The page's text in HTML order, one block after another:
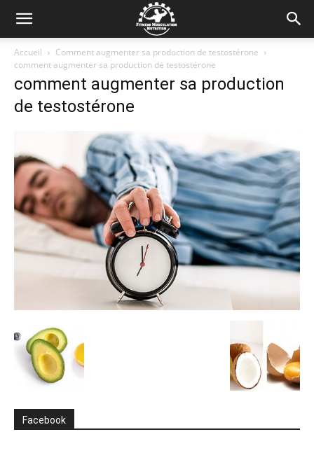
Accueil
Comment augmenter sa production de testostérone
comment augmenter sa production de testostérone
comment augmenter sa production
de testostérone
Facebook